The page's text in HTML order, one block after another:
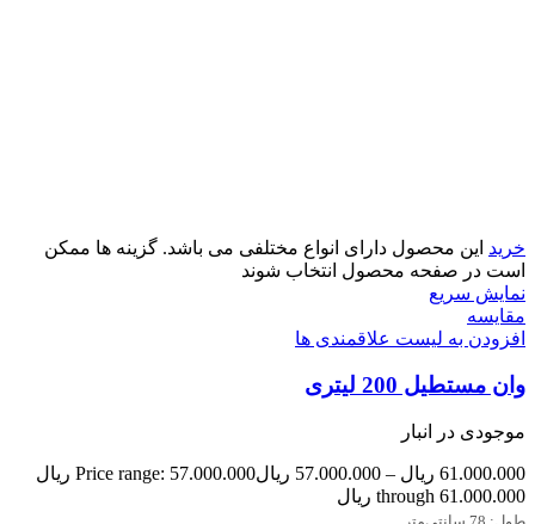
خرید این محصول دارای انواع مختلفی می باشد. گزینه ها ممکن
است در صفحه محصول انتخاب شوند
نمایش سریع
مقایسه
افزودن به لیست علاقمندی ها
وان مستطیل 200 لیتری
موجودی در انبار
61.000.000 ریال –
57.000.000 ریال
Price range: 57.000.000 ریال
through 61.000.000 ریال